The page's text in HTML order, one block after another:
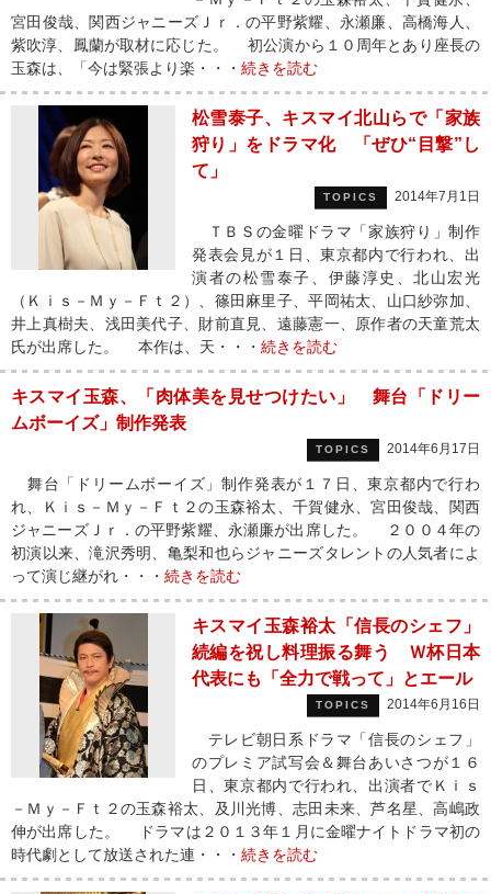
宮田俊哉、関西ジャニーズＪｒ．の平野紫耀、永瀬廉、高橋海人、
紫吹淳、鳳蘭が取材に応じた。 初公演から１０周年とあり座長の
玉森は、「今は緊張より楽・・・ 続きを読む
松雪泰子、キスマイ北山らで「家族
狩り」をドラマ化 「ぜひ“目撃”し
て」
TOPICS 2014年7月1日
ＴＢＳの金曜ドラマ「家族狩り」制作
発表会見が１日、東京都内で行われ、出
演者の松雪泰子、伊藤淳史、北山宏光
（Ｋｉｓ－Ｍｙ－Ｆｔ２）、篠田麻里子、平岡祐太、山口紗弥加、
井上真樹夫、浅田美代子、財前直見、遠藤憲一、原作者の天童荒太
氏が出席した。 本作は、天・・・ 続きを読む
キスマイ玉森、「肉体美を見せつけたい」 舞台「ドリー
ムボーイズ」制作発表
TOPICS 2014年6月17日
舞台「ドリームボーイズ」制作発表が１７日、東京都内で行わ
れ、Ｋｉｓ－Ｍｙ－Ｆｔ２の玉森裕太、千賀健永、宮田俊哉、関西
ジャニーズＪｒ．の平野紫耀、永瀬廉が出席した。 ２００４年の
初演以来、滝沢秀明、亀梨和也らジャニーズタレントの人気者によ
って演じ継がれ・・・ 続きを読む
キスマイ玉森裕太「信長のシェフ」
続編を祝し料理振る舞う Ｗ杯日本
代表にも「全力で戦って」とエール
TOPICS 2014年6月16日
テレビ朝日系ドラマ「信長のシェフ」
のプレミア試写会＆舞台あいさつが１６
日、東京都内で行われ、出演者でＫｉｓ
－Ｍｙ－Ｆｔ２の玉森裕太、及川光博、志田未来、芦名星、高嶋政
伸が出席した。 ドラマは２０１３年１月に金曜ナイトドラマ初の
時代劇として放送された連・・・ 続きを読む